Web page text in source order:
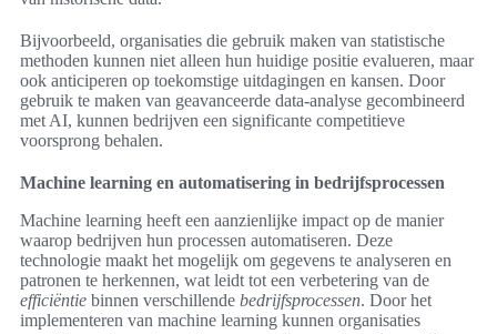
Bijvoorbeeld, organisaties die gebruik maken van statistische
methoden kunnen niet alleen hun huidige positie evalueren, maar
ook anticiperen op toekomstige uitdagingen en kansen. Door
gebruik te maken van geavanceerde data-analyse gecombineerd
met AI, kunnen bedrijven een significante competitieve
voorsprong behalen.
Machine learning en automatisering in bedrijfsprocessen
Machine learning heeft een aanzienlijke impact op de manier
waarop bedrijven hun processen automatiseren. Deze
technologie maakt het mogelijk om gegevens te analyseren en
patronen te herkennen, wat leidt tot een verbetering van de
efficiëntie binnen verschillende bedrijfsprocessen. Door het
implementeren van machine learning kunnen organisaties